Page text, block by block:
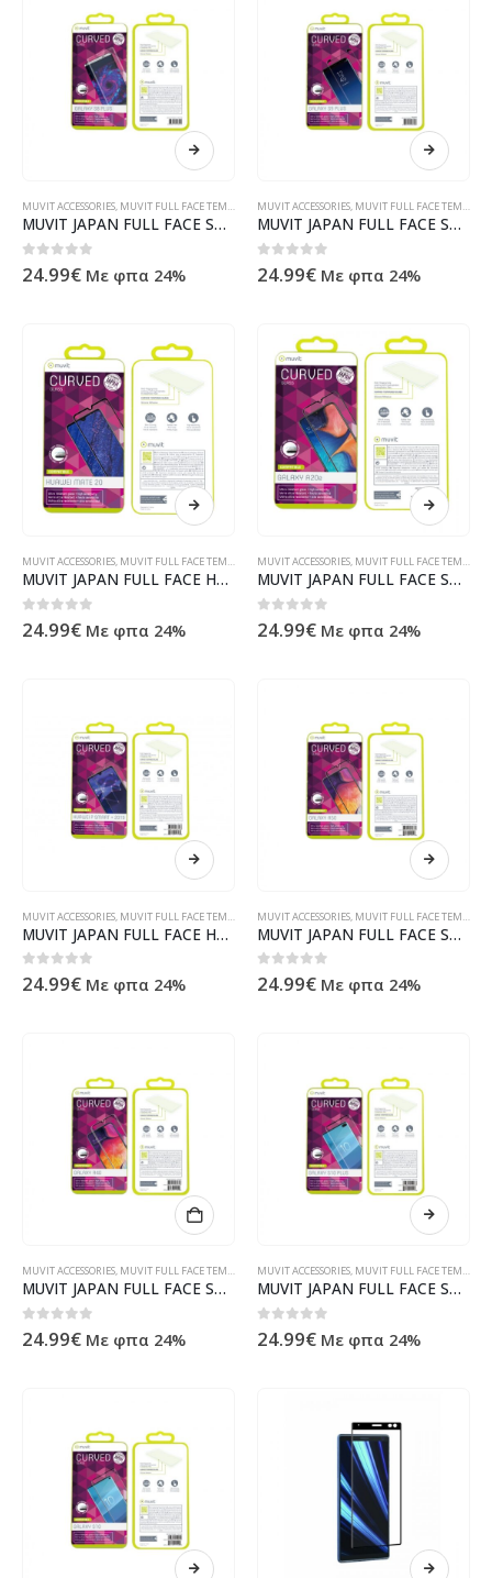
MUVIT ACCESSORIES, MUVIT FULL FACE TEMPERED GLASS
MUVIT JAPAN FULL FACE SAMSUNG S8 PLUS transparent tempered glass
0out of 5
24.99€ Με φπα 24%
MUVIT ACCESSORIES, MUVIT FULL FACE TEMPERED GLASS
MUVIT JAPAN FULL FACE SAMSUNG S9 PLUS black tempered glass
0out of 5
24.99€ Με φπα 24%
MUVIT ACCESSORIES, MUVIT FULL FACE TEMPERED GLASS
MUVIT JAPAN FULL FACE HUAWEI P20 LITE 2019 black tempered glass
0out of 5
24.99€ Με φπα 24%
MUVIT ACCESSORIES, MUVIT FULL FACE TEMPERED GLASS
MUVIT JAPAN FULL FACE SAMSUNG A20e black tempered glass
0out of 5
24.99€ Με φπα 24%
MUVIT ACCESSORIES MUVIT FULL FACE TEMPERED GLASS
MUVIT JAPAN FULL FACE HUAWEI P SMART PLUS 2019 / HONOR 20 LITE black tempered glass
0out of 5
24.99€ Με φπα 24%
MUVIT ACCESSORIES MUVIT FULL FACE TEMPERED GLASS
MUVIT JAPAN FULL FACE SAMSUNG A50 / A30s / A50s black tempered glass
0out of 5
24.99€ Με φπα 24%
MUVIT ACCESSORIES, MUVIT FULL FACE TEMPERED GLASS
MUVIT JAPAN FULL FACE SAMSUNG A40 black tempered glass
0out of 5
24.99€ Με φπα 24%
MUVIT ACCESSORIES, MUVIT FULL FACE TEMPERED GLASS
MUVIT JAPAN FULL FACE SAMSUNG S10 PLUS black tempered glass
0out of 5
24.99€ Με φπα 24%